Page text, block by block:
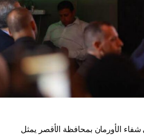
الأورمان بمحافظة الأقصر يمثل